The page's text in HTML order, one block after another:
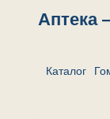
Аптека
Каталог